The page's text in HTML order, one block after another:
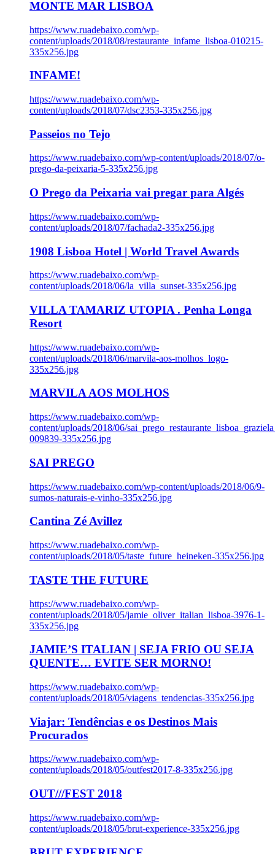
MONTE MAR LISBOA
https://www.ruadebaixo.com/wp-
content/uploads/2018/08/restaurante_infame_lisboa-010215-
335x256.jpg
INFAME!
https://www.ruadebaixo.com/wp-
content/uploads/2018/07/dsc2353-335x256.jpg
Passeios no Tejo
https://www.ruadebaixo.com/wp-content/uploads/2018/07/o-
prego-da-peixaria-5-335x256.jpg
O Prego da Peixaria vai pregar para Algés
https://www.ruadebaixo.com/wp-
content/uploads/2018/07/fachada2-335x256.jpg
1908 Lisboa Hotel | World Travel Awards
https://www.ruadebaixo.com/wp-
content/uploads/2018/06/la_villa_sunset-335x256.jpg
VILLA TAMARIZ UTOPIA . Penha Longa
Resort
https://www.ruadebaixo.com/wp-
content/uploads/2018/06/marvila-aos-molhos_logo-
335x256.jpg
MARVILA AOS MOLHOS
https://www.ruadebaixo.com/wp-
content/uploads/2018/06/
009839-335x256.jpg
SAI PREGO
https://www.ruadebaixo.com/wp-content/uploads/2018/06/9-
sumos-naturais-e-vinho-335x256.jpg
Cantina Zé Avillez
https://www.ruadebaixo.com/wp-
content/uploads/2018/05/taste_future_heineken-335x256.jpg
TASTE THE FUTURE
https://www.ruadebaixo.com/wp-
content/uploads/2018/05/jamie_oliver_italian_lisboa-3976-1-
335x256.jpg
JAMIE’S ITALIAN | SEJA FRIO OU SEJA
QUENTE… EVITE SER MORNO!
https://www.ruadebaixo.com/wp-
content/uploads/2018/05/viagens_tendencias-335x256.jpg
Viajar: Tendências e os Destinos Mais
Procurados
https://www.ruadebaixo.com/wp-
content/uploads/2018/05/outfest2017-8-335x256.jpg
OUT///FEST 2018
https://www.ruadebaixo.com/wp-
content/uploads/2018/05/brut-experience-335x256.jpg